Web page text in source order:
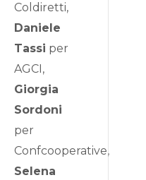
Coldiretti,
Daniele
Tassi per
AGCI,
Giorgia
Sordoni
per
Confcooperative,
Selena